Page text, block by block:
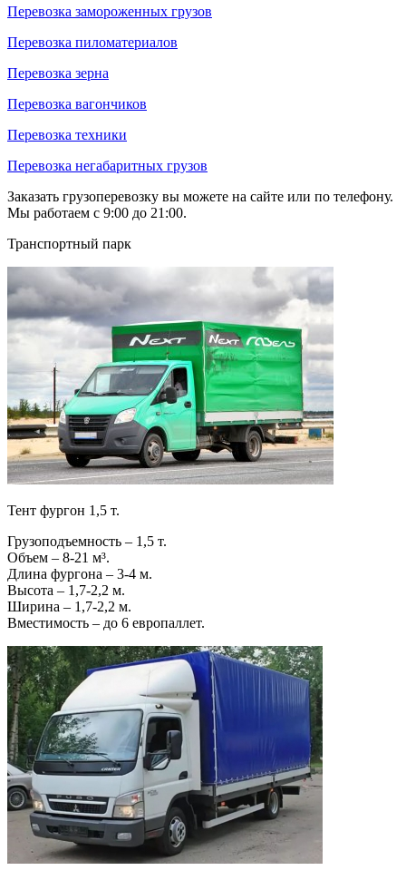
Перевозка замороженных грузов
Перевозка пиломатериалов
Перевозка зерна
Перевозка вагончиков
Перевозка техники
Перевозка негабаритных грузов
Заказать грузоперевозку вы можете на сайте или по телефону.
Мы работаем с 9:00 до 21:00.
Транспортный парк
Тент фургон 1,5 т.
Грузоподъемность – 1,5 т.
Объем – 8-21 м³.
Длина фургона – 3-4 м.
Высота – 1,7-2,2 м.
Ширина – 1,7-2,2 м.
Вместимость – до 6 европаллет.